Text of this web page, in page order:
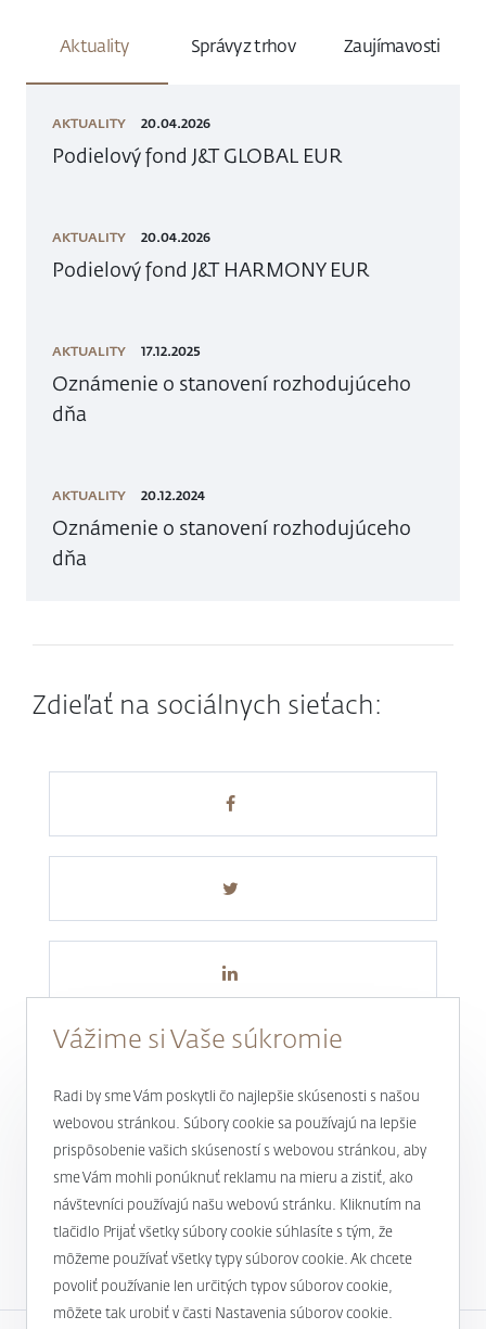
Aktuality Správy z trhov Zaujímavosti
AKTUALITY 20.04.2026
Podielový fond J&T GLOBAL EUR
AKTUALITY 20.04.2026
Podielový fond J&T HARMONY EUR
AKTUALITY 17.12.2025
Oznámenie o stanovení rozhodujúceho
dňa
AKTUALITY 20.12.2024
Oznámenie o stanovení rozhodujúceho
dňa
Zdieľať na sociálnych sieťach:
Novinky a aktuality
1
Vážime si Vaše súkromie
Radi by sme Vám poskytli čo najlepšie skúsenosti s našou
webovou stránkou. Súbory cookie sa používajú na lepšie
prispôsobenie vašich skúseností s webovou stránkou, aby
sme Vám mohli ponúknuť reklamu na mieru a zistiť, ako
návštevníci používajú našu webovú stránku. Kliknutím na
tlačidlo Prijať všetky súbory cookie súhlasíte s tým, že
môžeme používať všetky typy súborov cookie. Ak chcete
povoliť používanie len určitých typov súborov cookie,
môžete tak urobiť v časti Nastavenia súborov cookie.